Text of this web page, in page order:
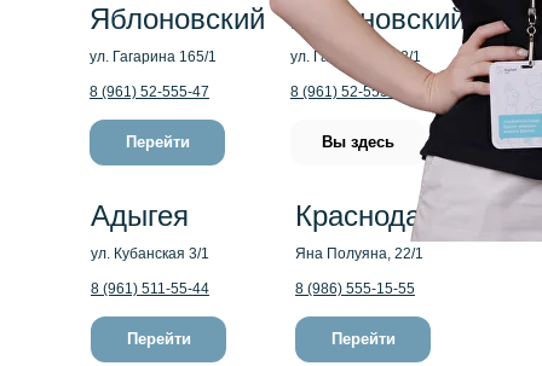
Яблоновский
ул. Гагарина 165/1
8 (961) 52-555-47
Перейти
Перейти
Краснодар
Яна Полуяна, 22/1
8 (986) 555-15-55
Яблоновский
ул. Гагарина, 192/1
8 (961) 52-555-45
Вы здесь
Адыгея
ул. Кубанская 3/1
8 (961) 511-55-44
Перейти